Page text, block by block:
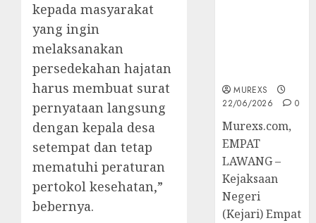
kepada masyarakat
yang ingin
melaksanakan
persedekahan hajatan
harus membuat surat
pernyataan langsung
dengan kepala desa
setempat dan tetap
mematuhi peraturan
pertokol kesehatan,”
bebernya.
MUREXS
22/06/2026
0
‎Murexs.com,
EMPAT
LAWANG –
Kejaksaan
Negeri
(Kejari) Empat